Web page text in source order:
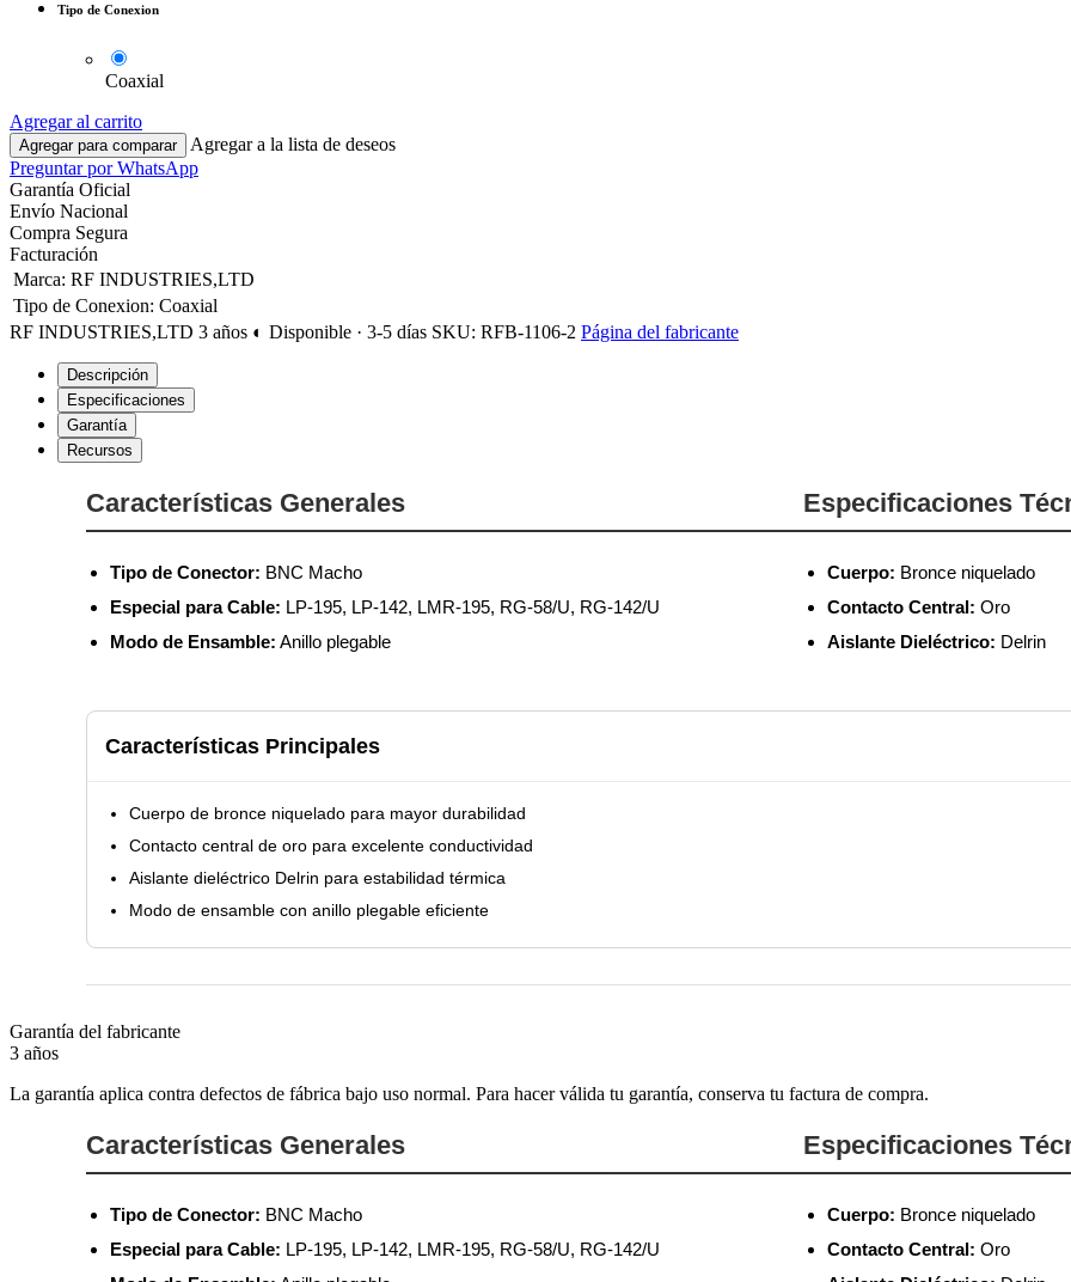
Tipo de Conexion
Coaxial
Agregar al carrito
Agregar para comparar
Agregar a la lista de deseos
Preguntar por WhatsApp
Garantía Oficial
Envío Nacional
Compra Segura
Facturación
Marca: RF INDUSTRIES,LTD
Tipo de Conexion: Coaxial
RF INDUSTRIES,LTD 3 años ◐ Disponible · 3-5 días SKU: RFB-1106-2 Página del fabricante
Descripción
Especificaciones
Garantía
Recursos
Características Generales
Tipo de Conector: BNC Macho
Especial para Cable: LP-195, LP-142, LMR-195, RG-58/U, RG-142/U
Modo de Ensamble: Anillo plegable
Especificaciones
Cuerpo: Bronce niquelado
Contacto Central: Oro
Aislante Dieléctrico: Delrin
Características Principales
Cuerpo de bronce niquelado para mayor durabilidad
Contacto central de oro para excelente conductividad
Aislante dieléctrico Delrin para estabilidad térmica
Modo de ensamble con anillo plegable eficiente
Garantía del fabricante
3 años
La garantía aplica contra defectos de fábrica bajo uso normal. Para hacer válida tu garantía, conserva tu factura de compra.
Características Generales
Tipo de Conector: BNC Macho
Especial para Cable: LP-195, LP-142, LMR-195, RG-58/U, RG-142/U
Especificaciones
Cuerpo: Bronce niquelado
Contacto Central: Oro